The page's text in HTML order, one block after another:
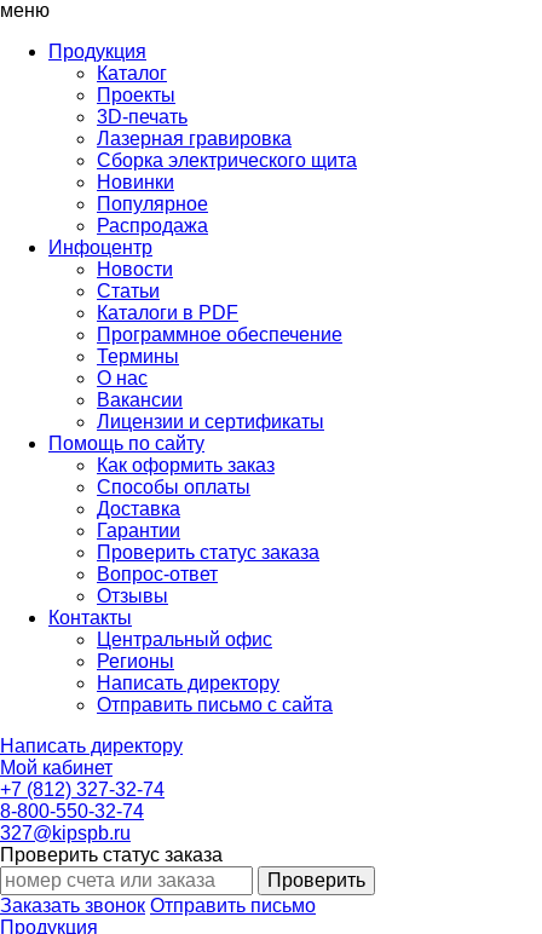
меню
Продукция
Каталог
Проекты
3D-печать
Лазерная гравировка
Сборка электрического щита
Новинки
Популярное
Распродажа
Инфоцентр
Новости
Статьи
Каталоги в PDF
Программное обеспечение
Термины
О нас
Вакансии
Лицензии и сертификаты
Помощь по сайту
Как оформить заказ
Способы оплаты
Доставка
Гарантии
Проверить статус заказа
Вопрос-ответ
Отзывы
Контакты
Центральный офис
Регионы
Написать директору
Отправить письмо с сайта
Написать директору
Мой кабинет
+7 (812) 327-32-74
8-800-550-32-74
327@kipspb.ru
Проверить статус заказа
Проверить
Заказать звонок Отправить письмо
Продукция